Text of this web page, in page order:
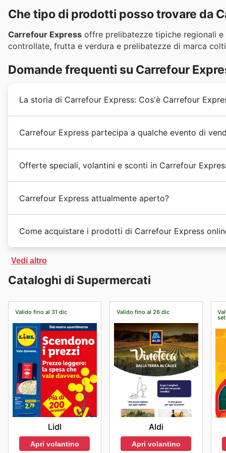
Che tipo di prodotti posso trovare da
Carrefour Express offre prelibatezze tipiche regionali
controllate, frutta e verdura e prelibatezze di marca
Domande frequenti su Carrefour
La storia di Carrefour Express: Cos'è Carrefour
proprietà del Gruppo Carrefour in località con
Gima.
Carrefour Express partecipa a qualche evento di
fantasticheofferte settimanaliescontiper i tuoi
volantini, leofferte settimanalie lebrochureper
offerte estive, gli sconti per il ritorno a scuola, le
vendite per il periodo di
Christmas
Black Friday e Cyber Monday, e partecipa anche a
per offrirti sempre il massimo risparmio. Approfitta
Offerte speciali, volantini e sconti in Carrefour
continenti.Carrefour Expressè stato creato nel
Carrefour nel mondo.
Carrefour Express attualmente aperto?
Come acquistare i prodotti di Carrefour Express
Sul sito web di
professionale per tutti i suoi marchi e prodotti.
Vedi altro
Cataloghi di Supermercati
Valido fino al 31 dic
Lidl
Apri volantino
Valido fino al 26 dic
Aldi
Apri volantino
set